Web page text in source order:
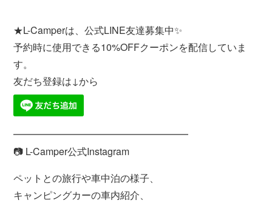
★L-Camperは、公式LINE友達募集中✨
予約時に使用できる10%OFFクーポンを配信していま
す。
友だち登録は↓から
━━━━━━━━━━━━━━━━━━
📷 L-Camper公式Instagram
ペットとの旅行や車中泊の様子、
キャンピングカーの車内紹介、